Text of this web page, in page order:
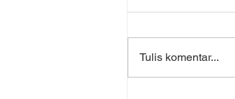
Tulis komentar...